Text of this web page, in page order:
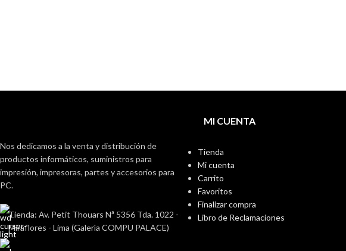
Nos dedicamos a la venta y distribución de
productos informáticos, suministros para
impresión, impresoras, partes y accesorios para
PC.
Tienda: Av. Petit Thouars Nª 5356 Tda. 1022 -
Miraflores - Lima (Galerìa COMPU PALACE)
MI CUENTA
Tienda
Mi cuenta
Carrito
Favoritos
Finalizar compra
Libro de Reclamaciones